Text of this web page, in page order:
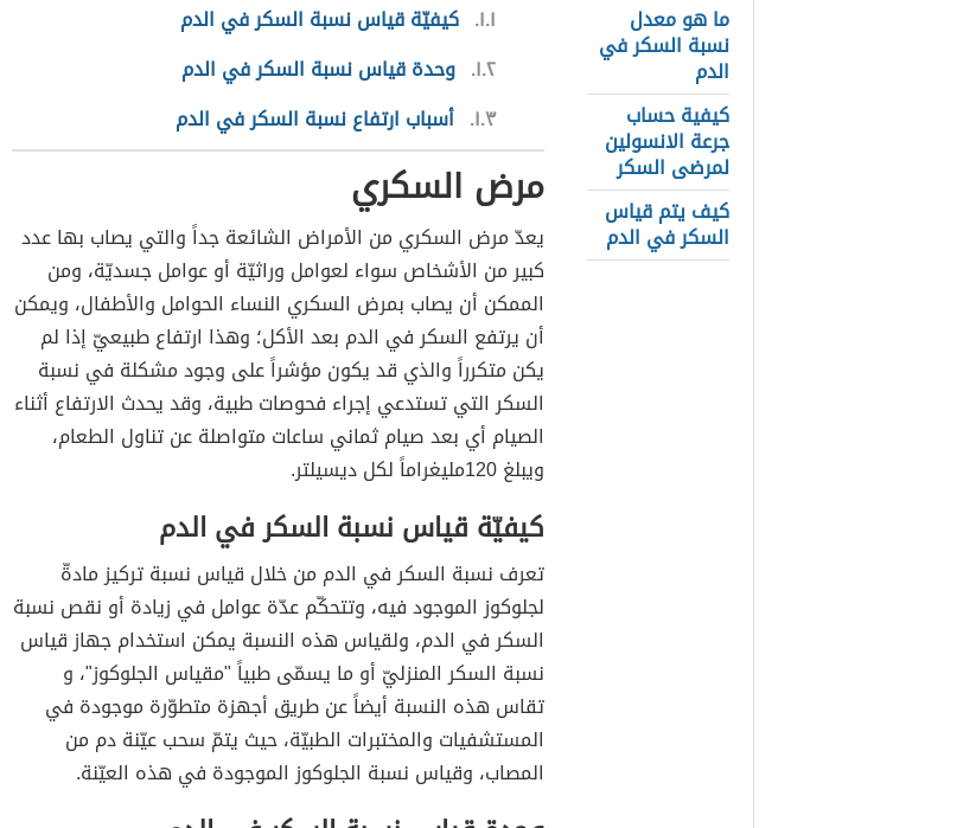
ما هو معدل
نسبة السكر في
الدم
كيفية حساب
جرعة الانسولين
لمرضى السكر
كيف يتم قياس
السكر في الدم
١.١ كيفيّة قياس نسبة السكر في الدم
١.٢ وحدة قياس نسبة السكر في الدم
١.٣ أسباب ارتفاع نسبة السكر في الدم
مرض السكري
يعدّ مرض السكري من الأمراض الشائعة جداً والتي يصاب بها عدد
كبير من الأشخاص سواء لعوامل وراثيّة أو عوامل جسديّة، ومن
الممكن أن يصاب بمرض السكري النساء الحوامل والأطفال، ويمكن
أن يرتفع السكر في الدم بعد الأكل؛ وهذا ارتفاع طبيعيّ إذا لم
يكن متكرراً والذي قد يكون مؤشراً على وجود مشكلة في نسبة
السكر التي تستدعي إجراء فحوصات طبية، وقد يحدث الارتفاع أثناء
الصيام أي بعد صيام ثماني ساعات متواصلة عن تناول الطعام،
ويبلغ 120مليغراماً لكل ديسيلتر.
كيفيّة قياس نسبة السكر في الدم
تعرف نسبة السكر في الدم من خلال قياس نسبة تركيز مادةّ
لجلوكوز الموجود فيه، وتتحكّم عدّة عوامل في زيادة أو نقص نسبة
السكر في الدم، ولقياس هذه النسبة يمكن استخدام جهاز قياس
نسبة السكر المنزليّ أو ما يسمّى طبياً "مقياس الجلوكوز"، و
تقاس هذه النسبة أيضاً عن طريق أجهزة متطوّرة موجودة في
المستشفيات والمختبرات الطبيّة، حيث يتمّ سحب عيّنة دم من
المصاب، وقياس نسبة الجلوكوز الموجودة في هذه العيّنة.